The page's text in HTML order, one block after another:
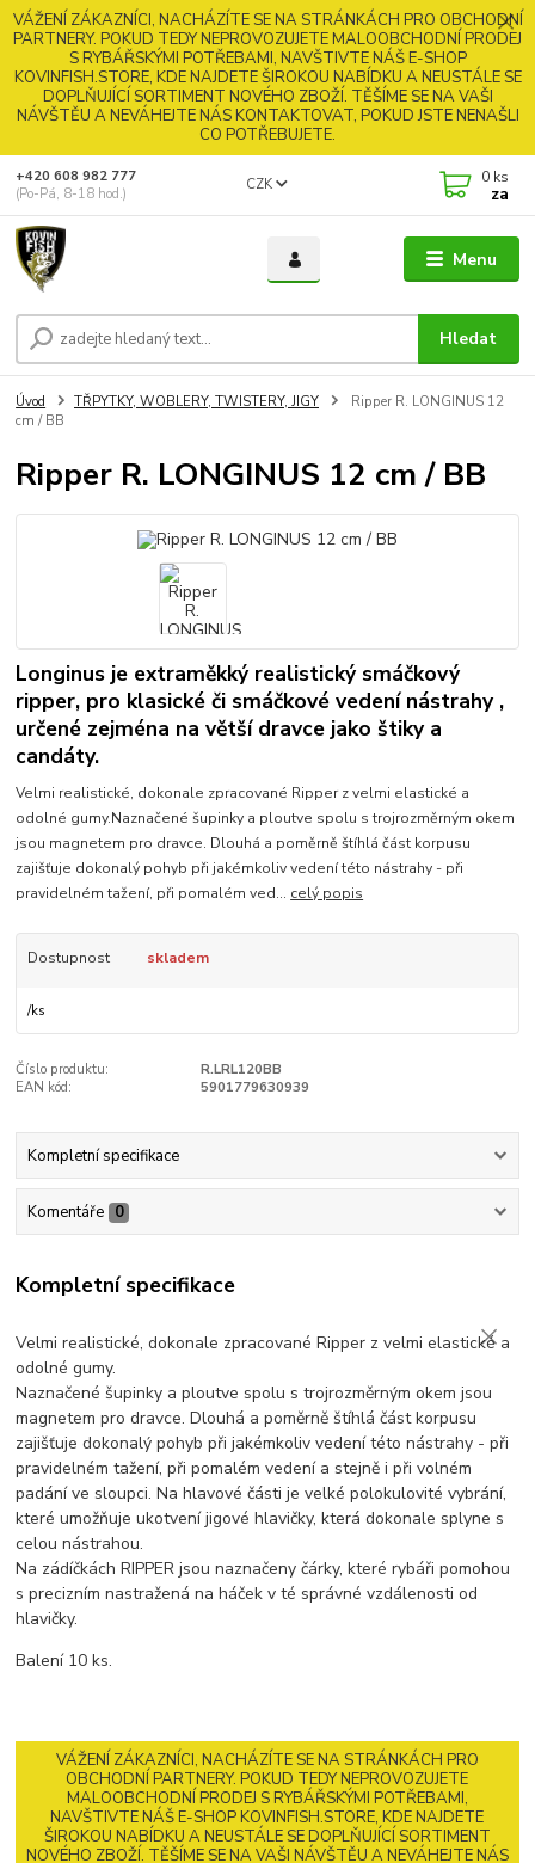
VÁŽENÍ ZÁKAZNÍCI, NACHÁZÍTE SE NA STRÁNKÁCH PRO OBCHODNÍ
PARTNERY. POKUD TEDY NEPROVOZUJETE MALOOBCHODNÍ PRODEJ
S RYBÁŘSKÝMI POTŘEBAMI, NAVŠTIVTE NÁŠ E-SHOP
KOVINFISH.STORE, KDE NAJDETE ŠIROKOU NABÍDKU A NEUSTÁLE SE
DOPLŇUJÍCÍ SORTIMENT NOVÉHO ZBOŽÍ. TĚŠÍME SE NA VAŠI
NÁVŠTĚU A NEVÁHEJTE NÁS KONTAKTOVAT, POKUD JSTE NENAŠLI
CO POTŘEBUJETE.
Menu
CZK
Hledat
+420 608 982 777
(Po-Pá, 8-18 hod.)
0 ks
za
Úvod TŘPYTKY, WOBLERY, TWISTERY, JIGY
Ripper R. LONGINUS 12
cm / BB
Ripper R. LONGINUS 12 cm / BB
Longinus je extraměkký realistický smáčkový
ripper, pro klasické či smáčkové vedení nástrahy ,
určené zejména na větší dravce jako štiky a
candáty.
Velmi realistické, dokonale zpracované Ripper z velmi elastické a
odolné gumy.Naznačené šupinky a ploutve spolu s trojrozměrným okem
jsou magnetem pro dravce. Dlouhá a poměrně štíhlá část korpusu
zajišťuje dokonalý pohyb při jakémkoliv vedení této nástrahy - při
pravidelném tažení, při pomalém ved... celý popis
Dostupnost skladem
/ks
Číslo produktu:
R.LRL120BB
EAN kód:
5901779630939
Kompletní specifikace
Komentáře 0
Kompletní specifikace
Velmi realistické, dokonale zpracované Ripper z velmi elastické a
odolné gumy.
Naznačené šupinky a ploutve spolu s trojrozměrným okem jsou
magnetem pro dravce. Dlouhá a poměrně štíhlá část korpusu
zajišťuje dokonalý pohyb při jakémkoliv vedení této nástrahy - při
pravidelném tažení, při pomalém vedení a stejně i při volném
padání ve sloupci. Na hlavové části je velké polokulovité vybrání,
které umožňuje ukotvení jigové hlavičky, která dokonale splyne s
celou nástrahou.
Na zádíčkách RIPPER jsou naznačeny čárky, které rybáři pomohou
s precizním nastražená na háček v té správné vzdálenosti od
hlavičky.
Balení 10 ks.
VÁŽENÍ ZÁKAZNÍCI, NACHÁZÍTE SE NA STRÁNKÁCH PRO
OBCHODNÍ PARTNERY. POKUD TEDY NEPROVOZUJETE
MALOOBCHODNÍ PRODEJ S RYBÁŘSKÝMI POTŘEBAMI,
NAVŠTIVTE NÁŠ E-SHOP KOVINFISH.STORE, KDE NAJDETE
ŠIROKOU NABÍDKU A NEUSTÁLE SE DOPLŇUJÍCÍ SORTIMENT
NOVÉHO ZBOŽÍ. TĚŠÍME SE NA VAŠI NÁVŠTĚU A NEVÁHEJTE NÁS